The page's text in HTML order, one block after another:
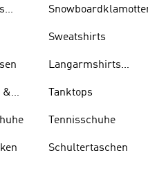
&
Sweatshirts
Langarmshirts
Tanktops
Tennisschuhe
Schultertaschen